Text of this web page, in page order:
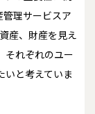
管理サービスア
産、財産を見え
それぞれのユー
いと考えていま